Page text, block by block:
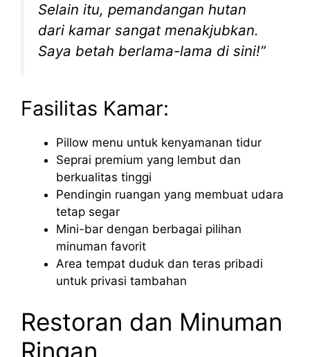
Selain itu, pemandangan hutan
dari kamar sangat menakjubkan.
Saya betah berlama-lama di sini!”
Fasilitas Kamar:
Pillow menu untuk kenyamanan tidur
Seprai premium yang lembut dan
berkualitas tinggi
Pendingin ruangan yang membuat udara
tetap segar
Mini-bar dengan berbagai pilihan
minuman favorit
Area tempat duduk dan teras pribadi
untuk privasi tambahan
Restoran dan Minuman
Ringan